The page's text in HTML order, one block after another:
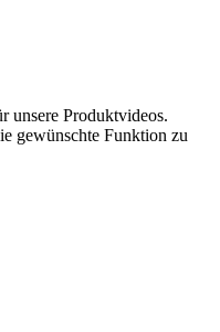
unsere Produktvideos.
gewünschte Funktion zu